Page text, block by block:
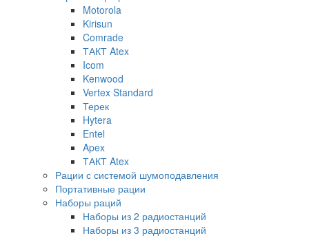
Motorola
Kirisun
Comrade
ТАКТ Atex
Icom
Kenwood
Vertex Standard
Терек
Hytera
Entel
Apex
ТАКТ Atex
Рации с системой шумоподавления
Портативные рации
Наборы раций
Наборы из 2 радиостанций
Наборы из 3 радиостанций